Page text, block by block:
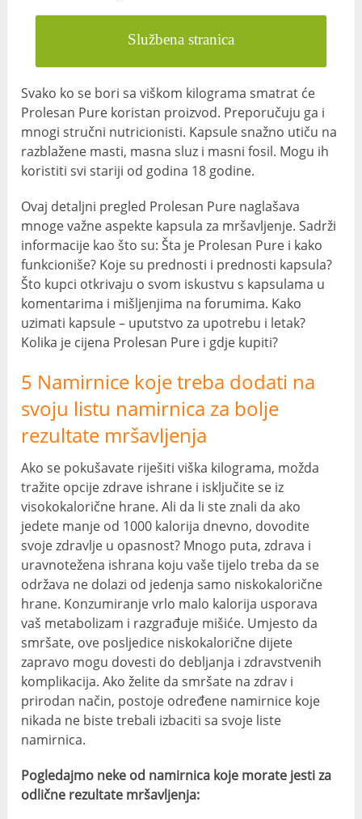
Službena stranica
Svako ko se bori sa viškom kilograma smatrat će
Prolesan Pure koristan proizvod. Preporučuju ga i
mnogi stručni nutricionisti. Kapsule snažno utiču na
razblažene masti, masna sluz i masni fosil. Mogu ih
koristiti svi stariji od godina 18 godine.
Ovaj detaljni pregled Prolesan Pure naglašava
mnoge važne aspekte kapsula za mršavljenje. Sadrži
informacije kao što su: Šta je Prolesan Pure i kako
funkcioniše? Koje su prednosti i prednosti kapsula?
Što kupci otkrivaju o svom iskustvu s kapsulama u
komentarima i mišljenjima na forumima. Kako
uzimati kapsule – uputstvo za upotrebu i letak?
Kolika je cijena Prolesan Pure i gdje kupiti?
5 Namirnice koje treba dodati na
svoju listu namirnica za bolje
rezultate mršavljenja
Ako se pokušavate riješiti viška kilograma, možda
tražite opcije zdrave ishrane i isključite se iz
visokokalorične hrane. Ali da li ste znali da ako
jedete manje od 1000 kalorija dnevno, dovodite
svoje zdravlje u opasnost? Mnogo puta, zdrava i
uravnotežena ishrana koju vaše tijelo treba da se
održava ne dolazi od jedenja samo niskokalorične
hrane. Konzumiranje vrlo malo kalorija usporava
vaš metabolizam i razgrađuje mišiće. Umjesto da
smršate, ove posljedice niskokalorične dijete
zapravo mogu dovesti do debljanja i zdravstvenih
komplikacija. Ako želite da smršate na zdrav i
prirodan način, postoje određene namirnice koje
nikada ne biste trebali izbaciti sa svoje liste
namirnica.
Pogledajmo neke od namirnica koje morate jesti za
odlične rezultate mršavljenja: